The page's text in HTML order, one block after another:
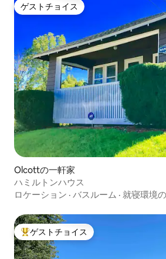
ゲストチョイス
ゲストチョイス
Olcottの一軒家
ハミルトンハウス
ロケーション · バスルーム · 就寝環境
大好評のゲストチョイスです。
ゲストチョイス